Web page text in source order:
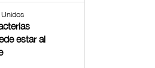
estar al